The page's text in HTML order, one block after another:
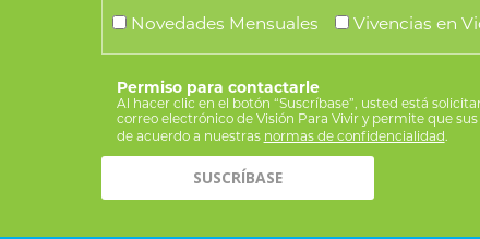
Novedades Mensuales
Vivencias en
Permiso para contactarle
Al hacer clic en el botón “Suscríbase”, usted está
correo electrónico de Visión Para Vivir y permite que
de acuerdo a nuestras normas de confidencialidad.